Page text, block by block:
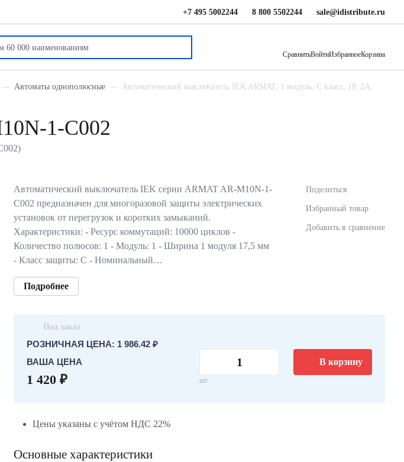
+7 495 5002244 8 800 5502244 sale@idistribute.ru
СравнитьВойтиИзбранноеКорзина
Автоматы однополюсные
Автоматический выключатель IEK ARMAT, 1 модуль, C класс, 1P, 2А,
1-C002
Автоматический выключатель IEK серии ARMAT AR-M10N-1-
C002 предназначен для многоразовой защиты электрических
установок от перегрузок и коротких замыканий.
Характеристики: - Ресурс коммутаций: 10000 циклов -
Количество полюсов: 1 - Модуль: 1 - Ширина 1 модуля 17,5 мм
- Класс защиты: С - Номинальный…
Подробнее
Поделиться
Избранный товар
Добавить в сравнение
Под заказ
РОЗНИЧНАЯ ЦЕНА: 1 986.42 ₽
ВАША ЦЕНА
1 420 ₽ шт
В корзину
Цены указаны с учётом НДС 22%
Основные характеристики